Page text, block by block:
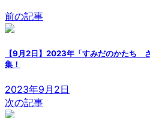
前の記事
【9月2日】2023年「すみだのかたち
集！
2023年9月2日
次の記事